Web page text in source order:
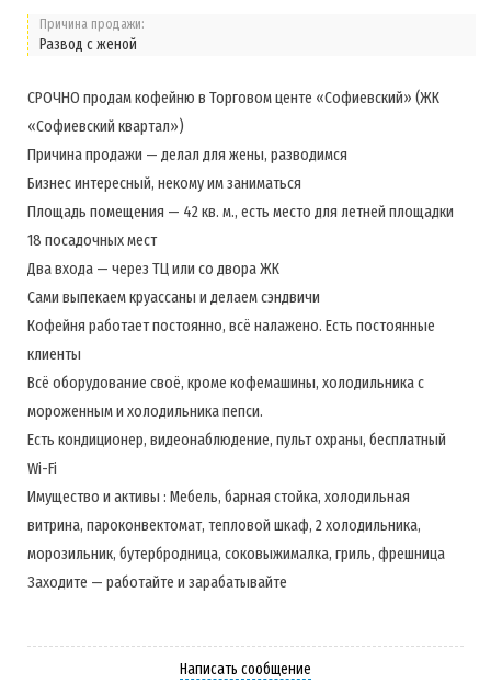
Причина продажи:
Развод с женой
СРОЧНО продам кофейню в Торговом центе «Софиевский» (ЖК
«Софиевский квартал»)
Причина продажи — делал для жены, разводимся
Бизнес интересный, некому им заниматься
Площадь помещения — 42 кв. м., есть место для летней площадки
18 посадочных мест
Два входа — через ТЦ или со двора ЖК
Сами выпекаем круассаны и делаем сэндвичи
Кофейня работает постоянно, всё налажено. Есть постоянные
клиенты
Всё оборудование своё, кроме кофемашины, холодильника с
мороженным и холодильника пепси.
Есть кондиционер, видеонаблюдение, пульт охраны, бесплатный
Wi-Fi
Имущество и активы : Мебель, барная стойка, холодильная
витрина, пароконвектомат, тепловой шкаф, 2 холодильника,
морозильник, бутербродница, соковыжималка, гриль, фрешница
Заходите — работайте и зарабатывайте
Написать сообщение